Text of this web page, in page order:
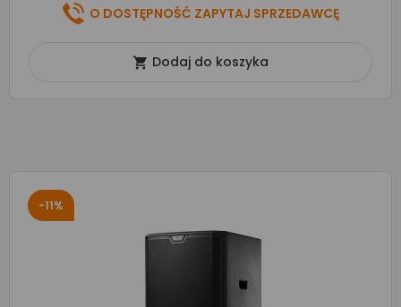
O DOSTĘPNOŚĆ ZAPYTAJ SPRZEDAWCĘ
 Dodaj do koszyka
-11%